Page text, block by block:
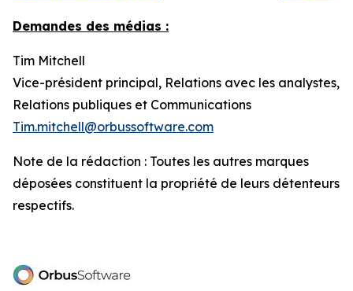
Demandes des médias :
Tim Mitchell
Vice-président principal, Relations avec les analystes,
Relations publiques et Communications
Tim.mitchell@orbussoftware.com
Note de la rédaction : Toutes les autres marques
déposées constituent la propriété de leurs détenteurs
respectifs.